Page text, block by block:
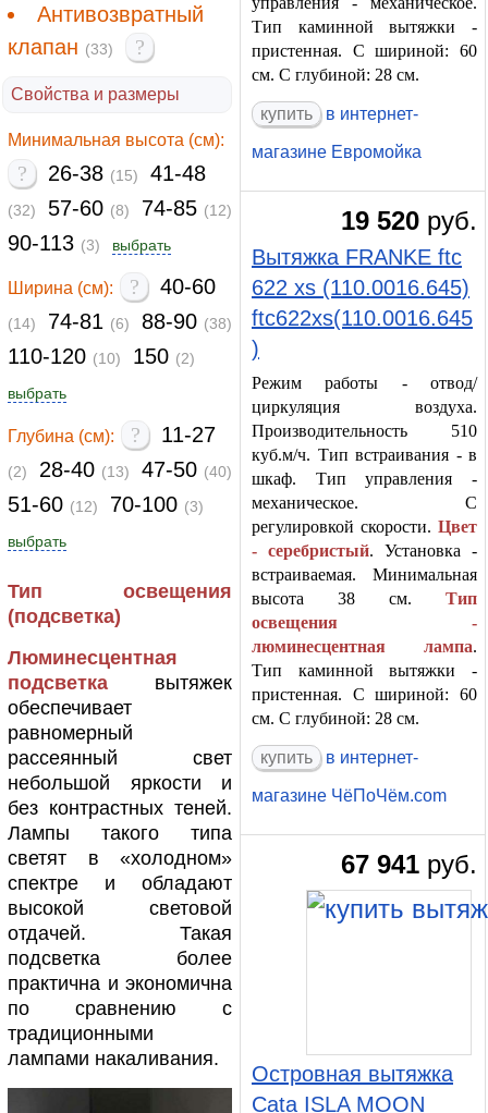
Антивозвратный
клапан (33) ?
Свойства и размеры
Минимальная высота (см):
? 26-38 (15) 41-48
(32) 57-60 (8) 74-85 (12)
90-113 (3) выбрать
Ширина (см): ? 40-60
(14) 74-81 (6) 88-90 (38)
110-120 (10) 150 (2)
выбрать
Глубина (см): ? 11-27
(2) 28-40 (13) 47-50 (40)
51-60 (12) 70-100 (3)
выбрать
Тип освещения
(подсветка)
Люминесцентная
подсветка вытяжек
обеспечивает
равномерный
рассеянный свет
небольшой яркости и
без контрастных теней.
Лампы такого типа
светят в «холодном»
спектре и обладают
высокой световой
отдачей. Такая
подсветка более
практична и экономична
по сравнению с
традиционными
лампами накаливания.
Тип каминной вытяжки -
пристенная. С шириной: 60
см. С глубиной: 28 см.
в интернет-
магазине Евромойка
19 520 руб.
Вытяжка FRANKE ftc
622 xs (110.0016.645)
ftc622xs(110.0016.645
)
Режим работы - отвод/
циркуляция воздуха.
Производительность 510
куб.м/ч. Тип встраивания - в
шкаф. Тип управления -
механическое. С
регулировкой скорости. Цвет
- серебристый. Установка -
встраиваемая. Минимальная
высота 38 см. Тип
освещения -
люминесцентная лампа.
Тип каминной вытяжки -
пристенная. С шириной: 60
см. С глубиной: 28 см.
в интернет-
магазине ЧёПоЧём.com
67 941 руб.
Островная вытяжка
Cata ISLA MOON